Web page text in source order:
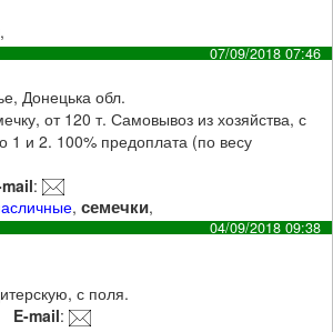
,
07/09/2018 07:46
Донецька обл.
от 120 т. Самовывоз из хозяйства, с
1 и 2. 100% предоплата (по весу
:
,семечки,
04/09/2018 09:38
с поля.
E-mail: